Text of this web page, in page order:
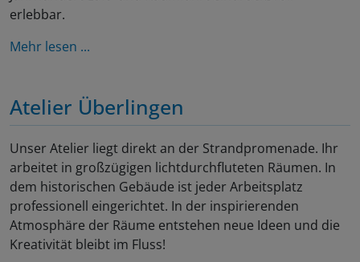
erlebbar.
Mehr lesen ...
Atelier Überlingen
Unser Atelier liegt direkt an der Strandpromenade. Ihr
arbeitet in großzügigen lichtdurchfluteten Räumen. In
dem historischen Gebäude ist jeder Arbeitsplatz
professionell eingerichtet. In der inspirierenden
Atmosphäre der Räume entstehen neue Ideen und die
Kreativität bleibt im Fluss!